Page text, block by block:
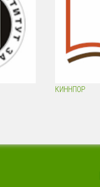
КИННПОР